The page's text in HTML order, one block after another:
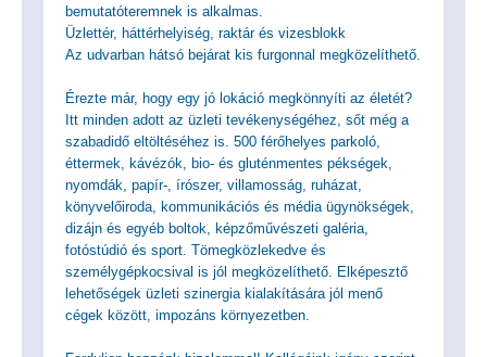
bemutatóteremnek is alkalmas.
Üzlettér, háttérhelyiség, raktár és vizesblokk
Az udvarban hátsó bejárat kis furgonnal megközelíthető.
Érezte már, hogy egy jó lokáció megkönnyíti az életét?
Itt minden adott az üzleti tevékenységéhez, sőt még a
szabadidő eltöltéséhez is. 500 férőhelyes parkoló,
éttermek, kávézók, bio- és gluténmentes pékségek,
nyomdák, papír-, írószer, villamosság, ruházat,
könyvelőiroda, kommunikációs és média ügynökségek,
dizájn és egyéb boltok, képzőművészeti galéria,
fotóstúdió és sport. Tömegközlekedve és
személygépkocsival is jól megközelíthető. Elképesztő
lehetőségek üzleti szinergia kialakítására jól menő
cégek között, impozáns környezetben.